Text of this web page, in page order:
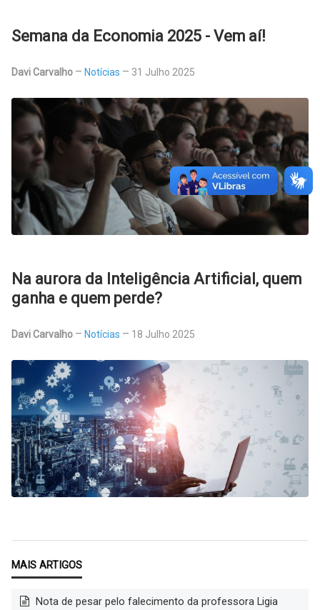
Semana da Economia 2025 - Vem aí!
Davi Carvalho Notícias 31 Julho 2025
Na aurora da Inteligência Artificial, quem
ganha e quem perde?
Davi Carvalho Notícias 18 Julho 2025
Nota de pesar pelo falecimento da professora Ligia